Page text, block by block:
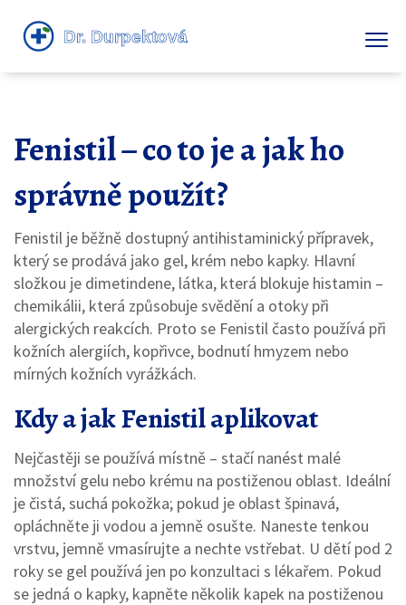
Fenistil – co to je a jak ho
správně použít?
Fenistil je běžně dostupný antihistaminický přípravek,
který se prodává jako gel, krém nebo kapky. Hlavní
složkou je dimetindene, látka, která blokuje histamin –
chemikálii, která způsobuje svědění a otoky při
alergických reakcích. Proto se Fenistil často používá při
kožních alergiích, kopřivce, bodnutí hmyzem nebo
mírných kožních vyrážkách.
Kdy a jak Fenistil aplikovat
Nejčastěji se používá místně – stačí nanést malé
množství gelu nebo krému na postiženou oblast. Ideální
je čistá, suchá pokožka; pokud je oblast špinavá,
opláchněte ji vodou a jemně osušte. Naneste tenkou
vrstvu, jemně vmasírujte a nechte vstřebat. U dětí pod 2
roky se gel používá jen po konzultaci s lékařem. Pokud
se jedná o kapky, kapněte několik kapek na postiženou